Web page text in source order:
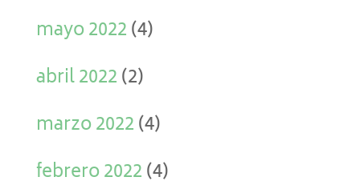
mayo 2022(4)
abril 2022(2)
marzo 2022(4)
febrero 2022(4)